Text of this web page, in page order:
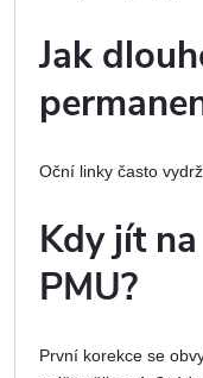
Jak
Oční linky často
Kdy jít
PMU?
První korekce se